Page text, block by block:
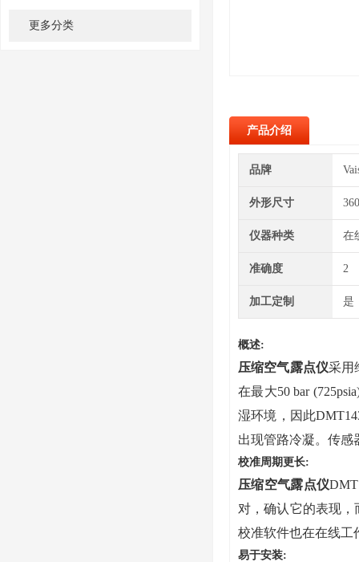
更多分类
产品介绍
品牌
外形尺寸
仪器种类 在
准确度 2
加工定制 是
概述:
压缩空气露点仪采用
在最大50 bar
湿环境，因此
出现管路冷凝。传感
校准周期更长:
压缩空气露点仪
对，确认它的表现
校准软件也在在线工
易于安装: